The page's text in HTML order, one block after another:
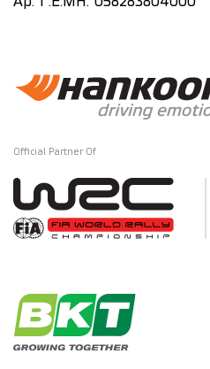
Αρ. Γ.Ε.ΜΗ: 058283804000
Official Partner Of